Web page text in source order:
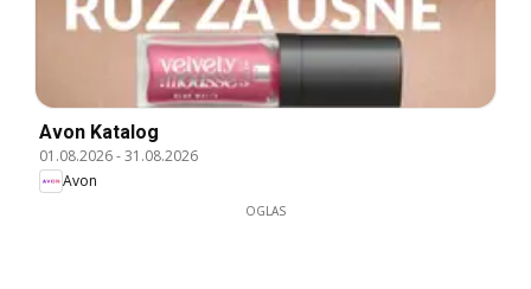
Avon Katalog
01.08.2026-31.08.2026
Avon
OGLAS